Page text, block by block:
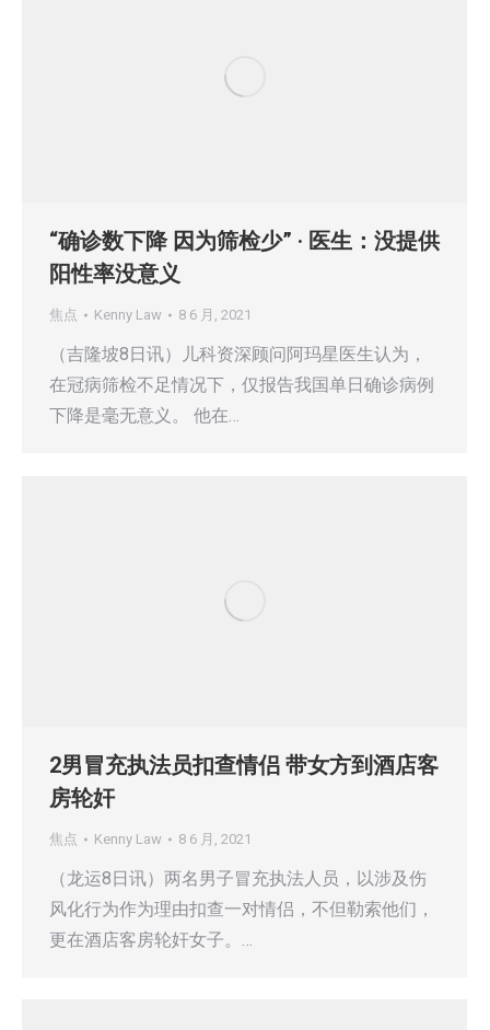
“确诊数下降 因为筛检少” · 医生：没提供
阳性率没意义
焦点 Kenny Law 8 6 月, 2021
（吉隆坡8日讯）儿科资深顾问阿玛星医生认为，
在冠病筛检不足情况下，仅报告我国单日确诊病例
下降是毫无意义。 他在…
2男冒充执法员扣查情侣 带女方到酒店客
房轮奸
焦点 Kenny Law 8 6 月, 2021
（龙运8日讯）两名男子冒充执法人员，以涉及伤
风化行为作为理由扣查一对情侣，不但勒索他们，
更在酒店客房轮奸女子。…